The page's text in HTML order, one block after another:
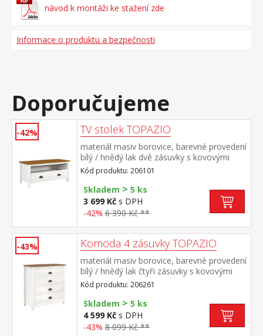
návod k montáži ke stažení zde
Informace o produktu a bezpečnosti
Doporučujeme
-42% TV stolek TOPAZIO
materiál masiv borovice, barevné provedení
bílý / hnědý lak dvě zásuvky s kovovými
úchytkami a pojezdy, jedna police
Kód produktu: 206101
Skladem > 5 ks
3 699 Kč s DPH
-42% 6 390 Kč **
-43% Komoda 4 zásuvky TOPAZIO
materiál masiv borovice, barevné provedení
bílý / hnědý lak čtyři zásuvky s kovovými
úchytkami a pojezdy
Kód produktu: 206261
Skladem > 5 ks
4 599 Kč s DPH
-43% 8 099 Kč **